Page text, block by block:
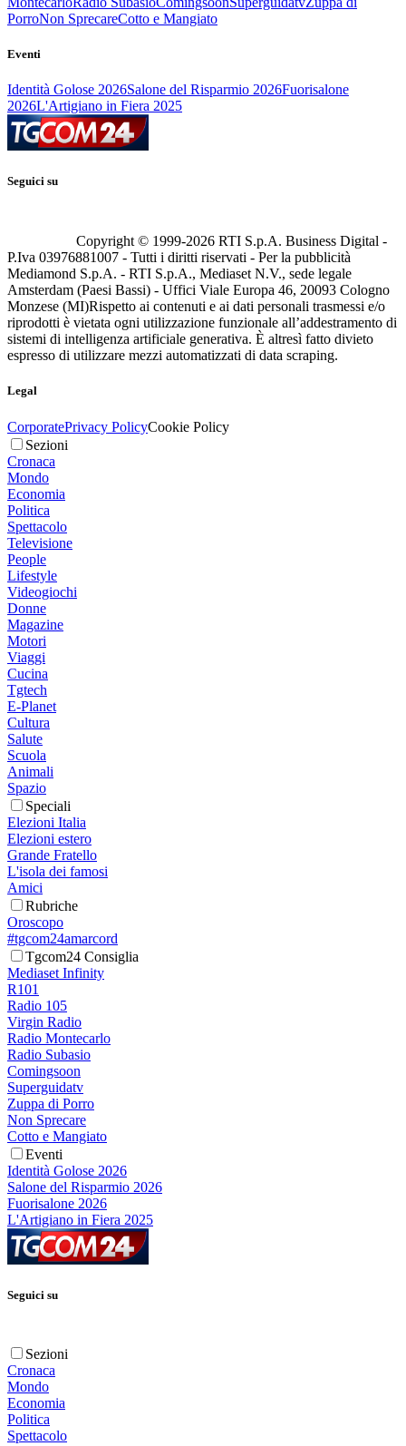
PorroNon SprecareCotto e Mangiato
Eventi
Identità Golose 2026Salone del Risparmio 2026Fuorisalone
2026L'Artigiano in Fiera 2025
Seguici su
Copyright © 1999-2026 RTI S.p.A. Business Digital -
P.Iva 03976881007 - Tutti i diritti riservati - Per la pubblicità
Mediamond S.p.A. - RTI S.p.A., Mediaset N.V., sede legale
Amsterdam (Paesi Bassi) - Uffici Viale Europa 46, 20093 Cologno
Monzese (MI)Rispetto ai contenuti e ai dati personali trasmessi e/o
riprodotti è vietata ogni utilizzazione funzionale all’addestramento di
sistemi di intelligenza artificiale generativa. È altresì fatto divieto
espresso di utilizzare mezzi automatizzati di data scraping.
Legal
CorporatePrivacy PolicyCookie Policy
Sezioni
Cronaca
Mondo
Economia
Politica
Spettacolo
Televisione
People
Lifestyle
Videogiochi
Donne
Magazine
Motori
Viaggi
Cucina
Tgtech
E-Planet
Cultura
Salute
Scuola
Animali
Spazio
Speciali
Elezioni Italia
Elezioni estero
Grande Fratello
L'isola dei famosi
Amici
Rubriche
Oroscopo
#tgcom24amarcord
Tgcom24 Consiglia
Mediaset Infinity
R101
Radio 105
Virgin Radio
Radio Montecarlo
Radio Subasio
Comingsoon
Superguidatv
Zuppa di Porro
Non Sprecare
Cotto e Mangiato
Eventi
Identità Golose 2026
Salone del Risparmio 2026
Fuorisalone 2026
L'Artigiano in Fiera 2025
Seguici su
Sezioni
Cronaca
Mondo
Economia
Politica
Spettacolo